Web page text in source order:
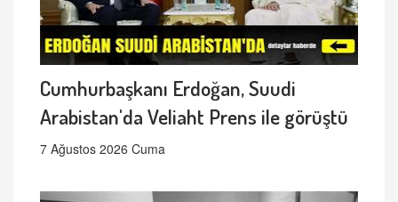
Cumhurbaşkanı Erdoğan, Suudi
Arabistan'da Veliaht Prens ile görüştü
7 Ağustos 2026 Cuma